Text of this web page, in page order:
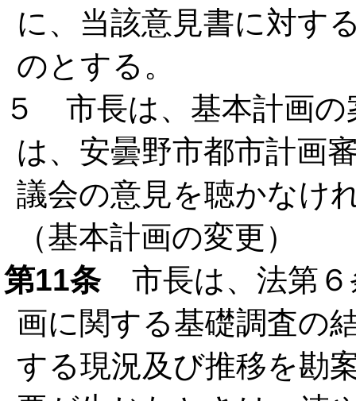
に、当該意見書に対す
のとする。
５ 市長は、基本計画の
は、安曇野市都市計画
議会の意見を聴かなけ
（基本計画の変更）
第11条市長は、法第６
画に関する基礎調査の
する現況及び推移を勘